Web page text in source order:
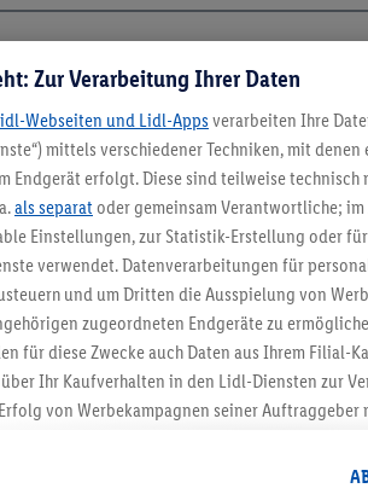
5.95 €
Jetzt
Zur Verarbeitung Ihrer Daten
Webseiten und Lidl-Apps verarbeiten Ihre
mittels verschiedener Techniken, mit
Endgerät erfolgt. Diese sind teilweise
als separat oder gemeinsam Verantwortliche; im
Einstellungen, zur Statistik-Erstellung oder
verwendet. Datenverarbeitungen für
und um Dritten die Ausspielung von
zugeordneten Endgeräte zu
für diese Zwecke auch Daten aus Ihrem Filial-
Ihr Kaufverhalten in den Lidl-Diensten zur
von Werbekampagnen seiner Auftraggeber
Dies umfasst die Zusammenführung von